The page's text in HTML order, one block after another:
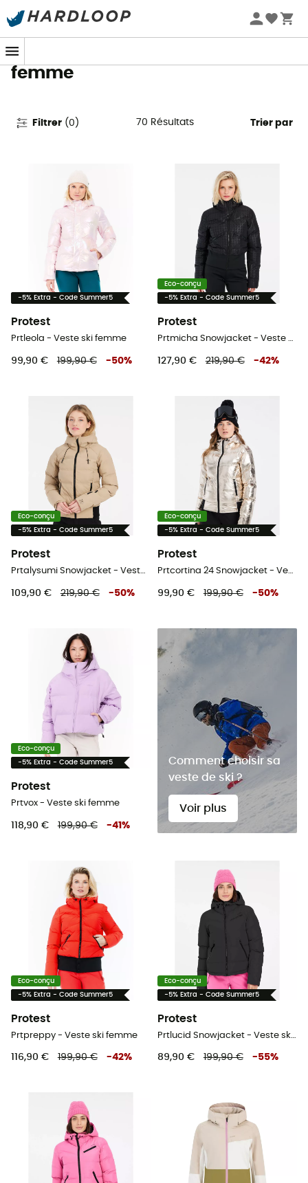
Promos d'été 🔥 -5 % EXTRA dès 2 produits* code Summer5
Vestes de ski Protest pour
femme
Filtrer (0 ) 70 Résultats Trier par
-5% Extra - Code Summer5
Protest
Prtleola - Veste ski femme
99,90 € 199,90 € -50%
Eco-conçu
-5% Extra - Code Summer5
Protest
Prtmicha Snowjacket - Veste ski femme
127,90 € 219,90 € -42%
Eco-conçu
-5% Extra - Code Summer5
Protest
Prtalysumi Snowjacket - Veste ski femme
109,90 € 219,90 € -50%
Eco-conçu
-5% Extra - Code Summer5
Protest
Prtcortina 24 Snowjacket - Veste ski femme
99,90 € 199,90 € -50%
Eco-conçu
-5% Extra - Code Summer5
Protest
Prtvox - Veste ski femme
118,90 € 199,90 € -41 %
Comment choisir sa
veste de ski ?
Voir plus
Eco-conçu
-5% Extra - Code Summer5
Protest
Prtpreppy - Veste ski femme
116,90 € 199,90 € -42%
Eco-conçu
-5% Extra - Code Summer5
Protest
Prtlucid Snowjacket - Veste ski femme
89,90 € 199,90 € -55%